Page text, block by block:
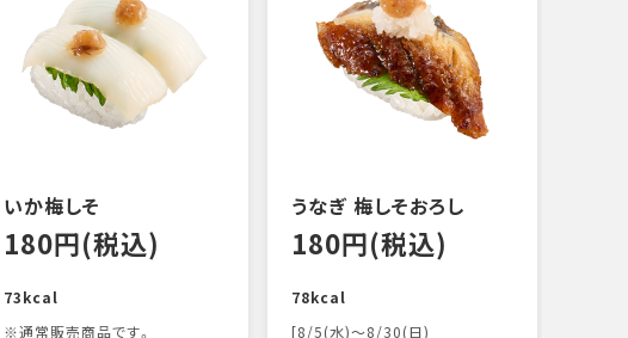
いか梅しそ
180円(税込)
73kcal
※通常販売商品です。
うなぎ 梅しそおろし
180円(税込)
78kcal
[8/5(水)～8/30(日)